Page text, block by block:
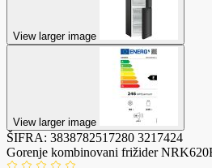
View larger image
View larger image
ŠIFRA: 3838782517280 3217424
Gorenje kombinovani frižider